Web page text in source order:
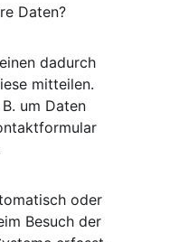
Daten?
dadurch
mitteilen.
um Daten
oder
Besuch der